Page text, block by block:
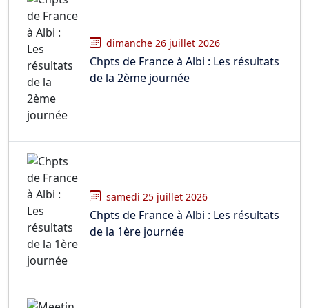
dimanche 26 juillet 2026
Chpts de France à Albi : Les résultats
de la 2ème journée
samedi 25 juillet 2026
Chpts de France à Albi : Les résultats
de la 1ère journée